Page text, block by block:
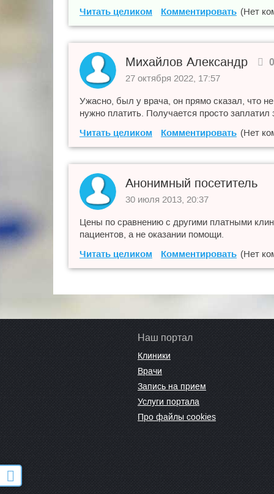
Читать целиком
Комментировать (Нет
Михайлов Александр
0
27 октября 2022, 17:57
Ужасно, был у врача, он прямо сказал, что
нужно платить. Получается просто заплатил
Читать целиком
Комментировать (Нет
Анонимный посетитель
30 июля 2013, 20:37
Цены по сравнению с другими платными
пациентов, а не оказании помощи.
Читать целиком
Комментировать (Нет
Наш портал
Клиники
Врачи
Запись на прием
Услуги портала
Про файлы cookies